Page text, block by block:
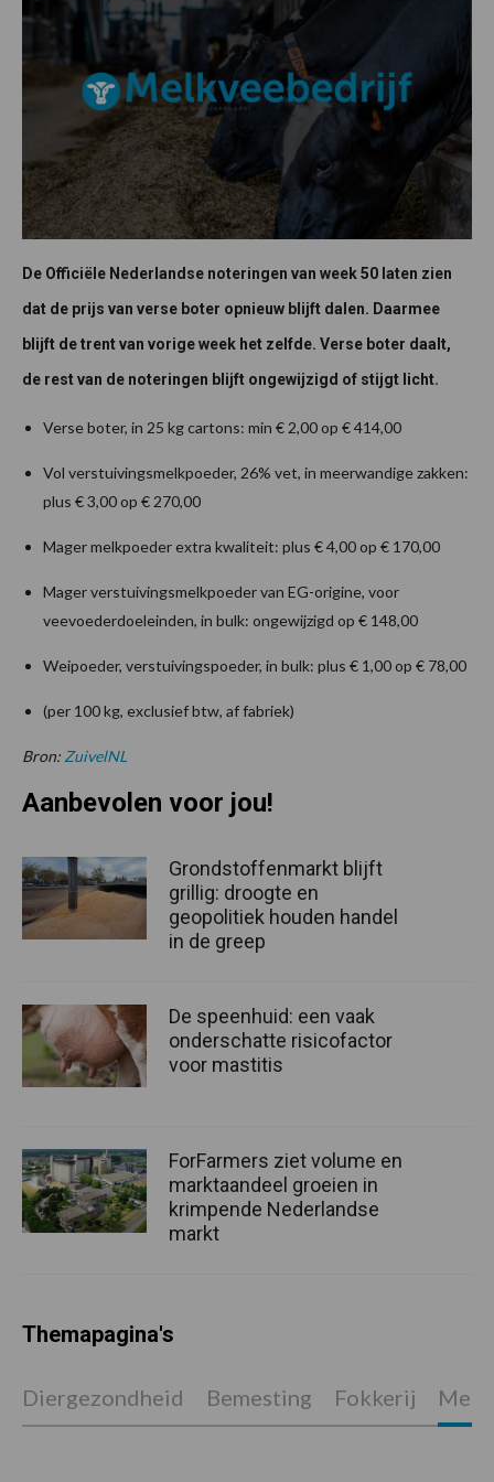
De Officiële Nederlandse noteringen van week 50 laten zien
dat de prijs van verse boter opnieuw blijft dalen. Daarmee
blijft de trent van vorige week het zelfde. Verse boter daalt,
de rest van de noteringen blijft ongewijzigd of stijgt licht.
Verse boter, in 25 kg cartons: min € 2,00 op € 414,00
Vol verstuivingsmelkpoeder, 26% vet, in meerwandige zakken:
plus € 3,00 op € 270,00
Mager melkpoeder extra kwaliteit: plus € 4,00 op € 170,00
Mager verstuivingsmelkpoeder van EG-origine, voor
veevoederdoeleinden, in bulk: ongewijzigd op € 148,00
Weipoeder, verstuivingspoeder, in bulk: plus € 1,00 op € 78,00
(per 100 kg, exclusief btw, af fabriek)
Bron: ZuivelNL
Aanbevolen voor jou!
Grondstoffenmarkt blijft
grillig: droogte en
geopolitiek houden handel
in de greep
De speenhuid: een vaak
onderschatte risicofactor
voor mastitis
ForFarmers ziet volume en
marktaandeel groeien in
krimpende Nederlandse
markt
Themapagina's
Diergezondheid Bemesting Fokkerij